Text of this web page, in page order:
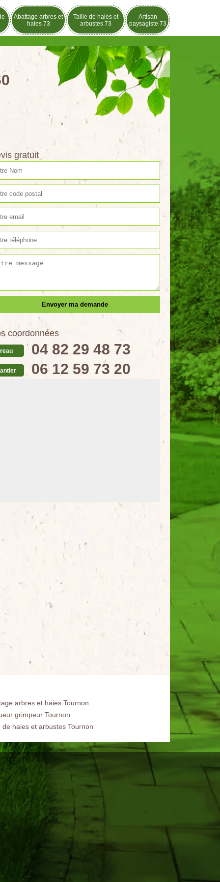
Abattage arbres et
haies 73
Taille de haies et
arbustes 73
Artisan
paysagiste 73
gratuit
coordonnées
04 82 29 48 73
06 12 59 73 20
arbres et haies Tournon
grimpeur Tournon
de haies et arbustes Tournon